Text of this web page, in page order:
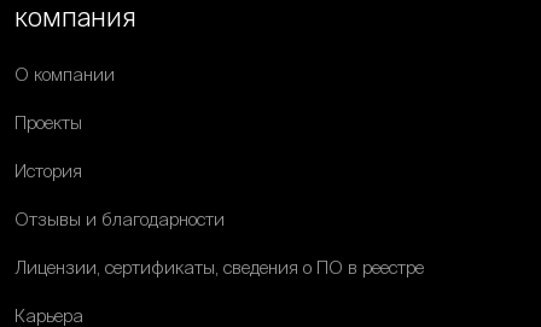
компания
О компании
Проекты
История
Отзывы и благодарности
Лицензии, сертификаты, сведения о ПО в реестре
Карьера